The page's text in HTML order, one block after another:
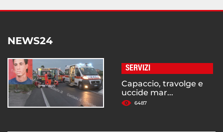
NEWS24
SERVIZI
Capaccio, travolge e
uccide mar...
6487